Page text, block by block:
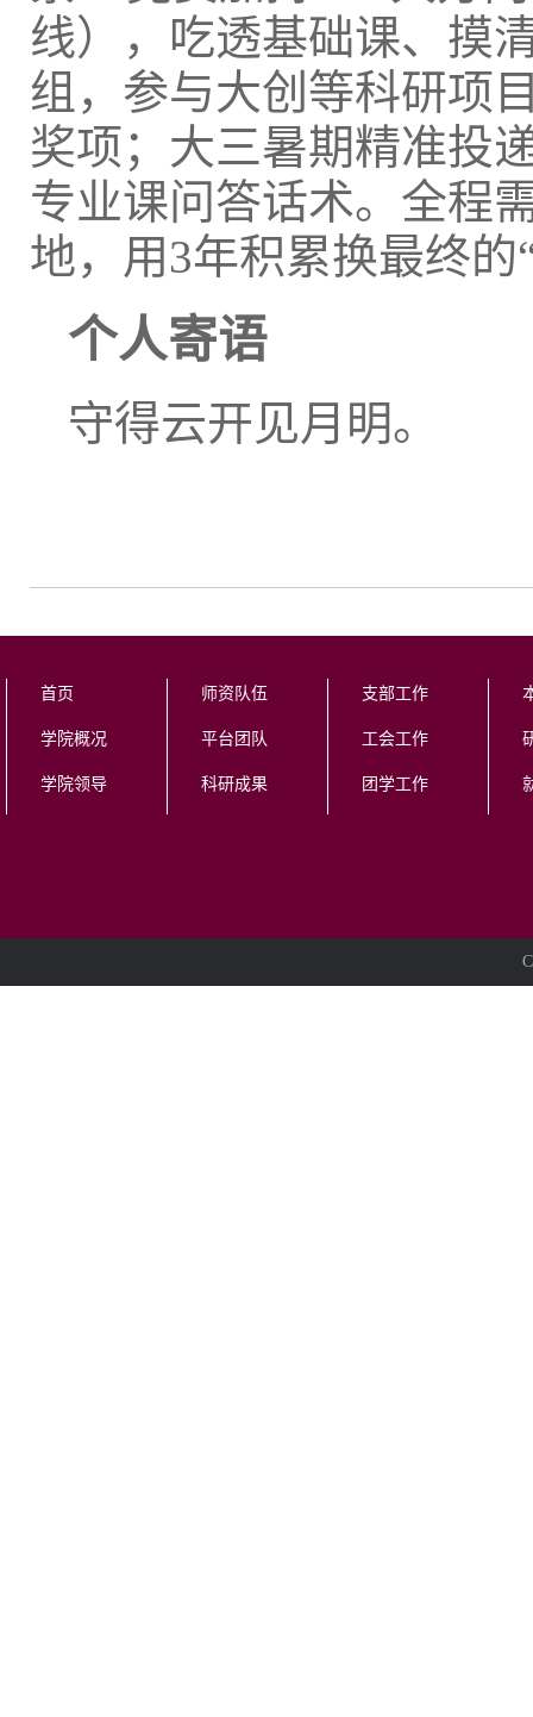
线），吃透基础课、摸
组，参与大创等科研项
奖项；大三暑期精准投
专业课问答话术。全程
地，用3年积累换最终的
个人寄语
守得云开见月明。
首页
学院概况
学院领导
师资队伍
平台团队
科研成果
支部工作
工会工作
团学工作